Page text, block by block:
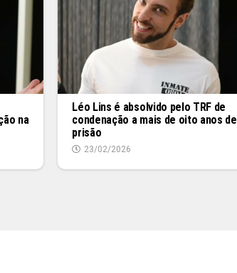
na
Léo Lins é absolvido pelo TRF de
condenação a mais de oito anos de
prisão
23/02/2026